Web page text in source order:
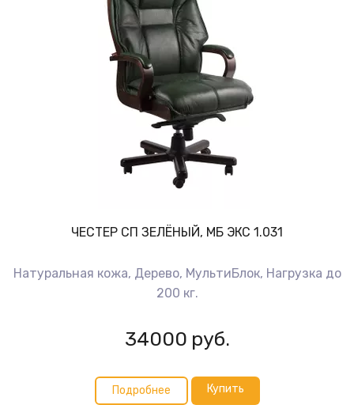
ЧЕСТЕР СП ЗЕЛЁНЫЙ, МБ ЭКС 1.031
Натуральная кожа, Дерево, МультиБлок, Нагрузка до
200 кг.
34000 руб.
Подробнее Купить